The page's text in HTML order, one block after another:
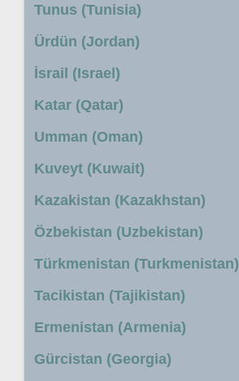
Tunus (Tunisia)
Ürdün (Jordan)
İsrail (Israel)
Katar (Qatar)
Umman (Oman)
Kuveyt (Kuwait)
Kazakistan (Kazakhstan)
Özbekistan (Uzbekistan)
Türkmenistan (Turkmenistan)
Tacikistan (Tajikistan)
Ermenistan (Armenia)
Gürcistan (Georgia)